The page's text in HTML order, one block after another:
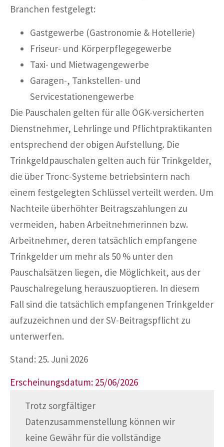
Branchen festgelegt:
Gastgewerbe (Gastronomie & Hotellerie)
Friseur- und Körperpflegegewerbe
Taxi- und Mietwagengewerbe
Garagen-, Tankstellen- und
Servicestationengewerbe
Die Pauschalen gelten für alle ÖGK-versicherten
Dienstnehmer, Lehrlinge und Pflichtpraktikanten
entsprechend der obigen Aufstellung. Die
Trinkgeldpauschalen gelten auch für Trinkgelder,
die über Tronc-Systeme betriebsintern nach
einem festgelegten Schlüssel verteilt werden. Um
Nachteile überhöhter Beitragszahlungen zu
vermeiden, haben Arbeitnehmerinnen bzw.
Arbeitnehmer, deren tatsächlich empfangene
Trinkgelder um mehr als 50 % unter den
Pauschalsätzen liegen, die Möglichkeit, aus der
Pauschalregelung herauszuoptieren. In diesem
Fall sind die tatsächlich empfangenen Trinkgelder
aufzuzeichnen und der SV-Beitragspflicht zu
unterwerfen.
Stand: 25. Juni 2026
Erscheinungsdatum: 25/06/2026
Trotz sorgfältiger
Datenzusammenstellung können wir
keine Gewähr für die vollständige